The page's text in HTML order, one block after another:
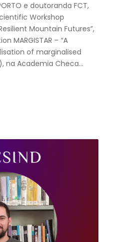
e doutoranda FCT,
Workshop
Mountain Futures”,
MARGISTAR – “A
of marginalised
na Academia Checa...